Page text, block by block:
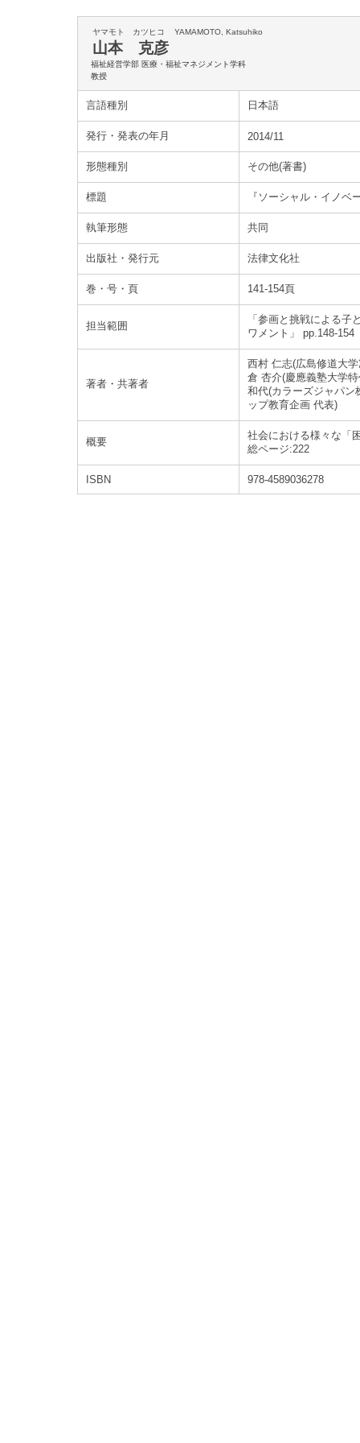
ヤマモト カツヒコ YAMAMOTO, Katsuhiko
山本 克彦
福祉経営学部 医療・福祉マネジメント学科
教授
言語種別 日本語
発行・発表の年月 2014/11
形態種別 その他(著書)
標題 『ソーシャル・イノ
執筆形態 共同
出版社・発行元 法律文化社
巻・号・頁 141-154頁
担当範囲
「参画と挑戦による
ワメント」 pp.148-154
著者・共著者
西村 仁志(広島修道大
倉 杏介(慶應義塾大学
和代(カラーズジャパン
ップ教育企画 代表)
概要
社会における様々な「
総ページ:222
ISBN 978-4589036278